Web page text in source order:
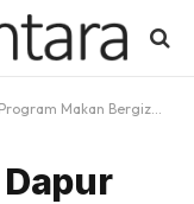
Mengejutkan di Balik Menu ‘Kelapa Utuh’ yang Jadi Sorotan Publik!